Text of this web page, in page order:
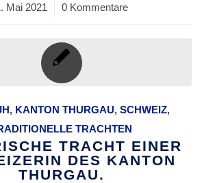
Mai 2021
/ 0 Kommentare
, KANTON THURGAU,SCHWEIZ,
TRACHTEN
TRACHT EINER
DES KANTON
THURGAU.